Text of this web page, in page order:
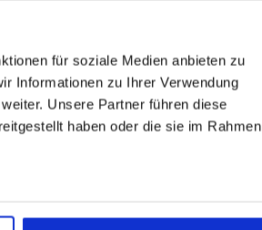
für soziale Medien anbieten zu
Informationen zu Ihrer Verwendung
Unsere Partner führen diese
haben oder die sie im Rahmen
Spanndorne